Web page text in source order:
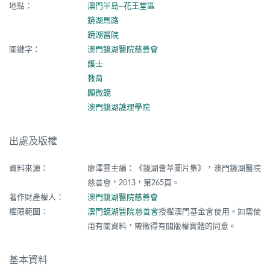
地點：
澳門半島--花王堂區
鏡湖馬路
鏡湖醫院
關鍵字：
澳門鏡湖醫院慈善會
護士
教育
顯微鏡
澳門鏡湖護理學院
出處及版權
資料來源：
廖澤雲主編：《鏡湖薈萃圖片集》，澳門鏡湖醫院
慈善會，2013，第265頁。
著作財產權人：
澳門鏡湖醫院慈善會
權限範圍：
澳門鏡湖醫院慈善會授權澳門基金會使用。如需使
用有關資料，需徵得有關版權實體的同意。
基本資料